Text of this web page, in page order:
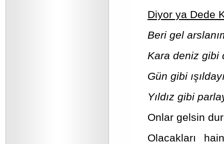
Diyor ya Dede
Beri gel
Kara deniz gibi
Gün gibi
Yıldız gibi
Onlar gelsin
Olacakları